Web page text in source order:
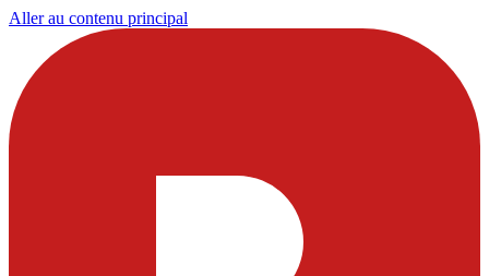
Aller au contenu principal